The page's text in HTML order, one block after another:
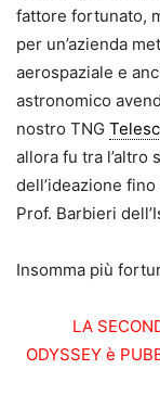
fattore fortunato,
per un’azienda
aerospaziale e
astronomico
nostro TNG
allora fu tra l’altro
dell’ideazione
Prof. Barbieri
Insomma più
LA
ODYSSEY è